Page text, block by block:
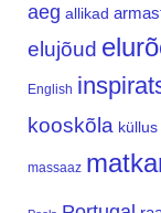
aeg allikad
elujõud
English
kooskõla küllus
massaaz